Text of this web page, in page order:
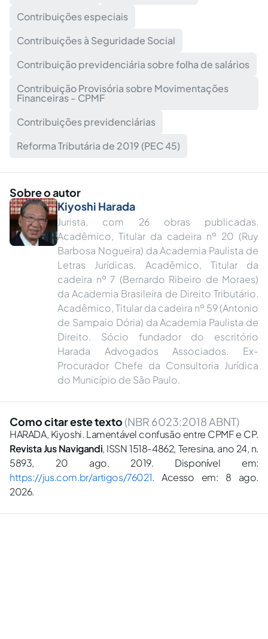
Contribuições especiais
Contribuições à Seguridade Social
Contribuição previdenciária sobre folha de salários
Contribuição Provisória sobre Movimentações
Financeiras - CPMF
Contribuições previdenciárias
Reforma Tributária de 2019 (PEC 45)
Sobre o autor
Kiyoshi Harada
Jurista, com 26 obras publicadas.
Acadêmico, Titular da cadeira nº 20 (Ruy
Barbosa Nogueira) da Academia Paulista de
Letras Jurídicas. Acadêmico, Titular da
cadeira nº 7 (Bernardo Ribeiro de Moraes)
da Academia Brasileira de Direito Tributário.
Acadêmico, Titular da cadeira nº 59 (Antonio
de Sampaio Dória) da Academia Paulista de
Direito. Sócio fundador do escritório
Harada Advogados Associados. Ex-
Procurador Chefe da Consultoria Jurídica
do Município de São Paulo.
Como citar este texto (NBR 6023:2018 ABNT)
HARADA, Kiyoshi. Lamentável confusão entre CPMF e CP.
Revista Jus Navigandi, ISSN 1518-4862, Teresina, ano 24, n.
5893, 20 ago. 2019. Disponível em:
https://jus.com.br/artigos/76021. Acesso em: 8 ago.
2026.